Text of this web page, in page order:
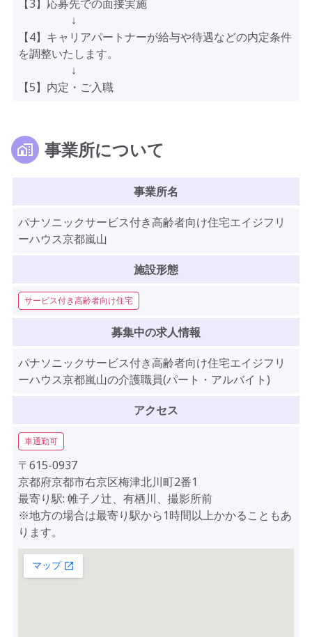
【3】応募先での面接実施
↓
【4】キャリアパートナーが給与や待遇などの内定条件
を調整いたします。
↓
【5】内定・ご入職
事業所について
事業所名
パナソニックサービス付き高齢者向け住宅エイジフリ
ーハウス京都嵐山
施設形態
サービス付き高齢者向け住宅
募集中の求人情報
パナソニックサービス付き高齢者向け住宅エイジフリ
ーハウス京都嵐山の介護職員(パート・アルバイト)
アクセス
車通勤可
〒615-0937
京都府京都市右京区梅津北川町2番1
最寄り駅: 帷子ノ辻、有栖川、撮影所前
※地方の場合は最寄り駅から1時間以上かかることもあ
ります。